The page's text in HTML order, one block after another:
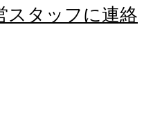
スタッフに連絡